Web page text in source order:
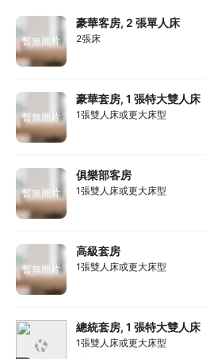
暫無圖片
豪華客房, 2 張單人床
2張床
暫無圖片
豪華套房, 1 張特大雙人床
1張雙人床或更大床型
暫無圖片
俱樂部客房
1張雙人床或更大床型
暫無圖片
高級套房
1張雙人床或更大床型
總統套房, 1 張特大雙人床
1張雙人床或更大床型